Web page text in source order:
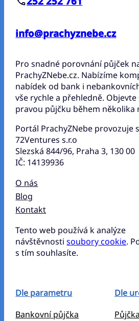
info@prachyznebe.cz
Pro snadné porovnání půjček
PrachyZNebe.cz. Nabízíme
nabídek od bank i
vše rychle a přehledně.
pravou půjčku během několika
Portál PrachyZNebe provozuje
72Ventures s.r.o
Slezská 844/96, Praha 3, 130 00
IČ: 14139936
O nás
Blog
Kontakt
Tento web používá k analýze
návštěvnostisoubory cookie.
s tím souhlasíte.
Dle parametru
Bankovní půjčka
Dle